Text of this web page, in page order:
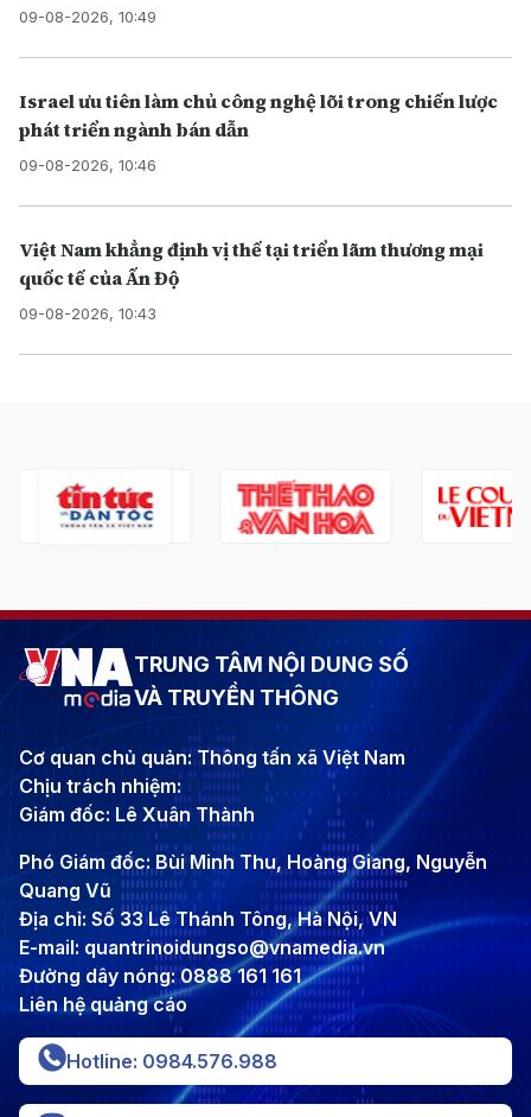
09-08-2026, 10:49
Israel ưu tiên làm chủ công nghệ lõi trong chiến lược
phát triển ngành bán dẫn
09-08-2026, 10:46
Việt Nam khẳng định vị thế tại triển lãm thương mại
quốc tế của Ấn Độ
09-08-2026, 10:43
TRUNG TÂM NỘI DUNG SỐ
VÀ TRUYỀN THÔNG
Cơ quan chủ quản: Thông tấn xã Việt Nam
Chịu trách nhiệm:
Giám đốc: Lê Xuân Thành
Phó Giám đốc: Bùi Minh Thu, Hoàng Giang, Nguyễn
Quang Vũ
Địa chỉ: Số 33 Lê Thánh Tông, Hà Nội, VN
E-mail: quantrinoidungso@vnamedia.vn
Đường dây nóng: 0888 161 161
Liên hệ quảng cáo
Hotline: 0984.576.988